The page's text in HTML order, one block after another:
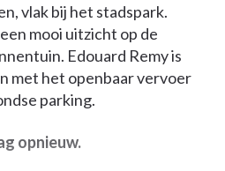
vlak bij het stadspark.
mooi uitzicht op de
Edouard Remy is
met het openbaar vervoer
parking.
opnieuw.